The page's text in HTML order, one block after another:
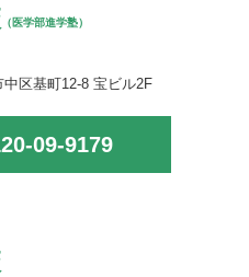
（医学部進学塾）
中区基町12-8 宝ビル2F
09-9179